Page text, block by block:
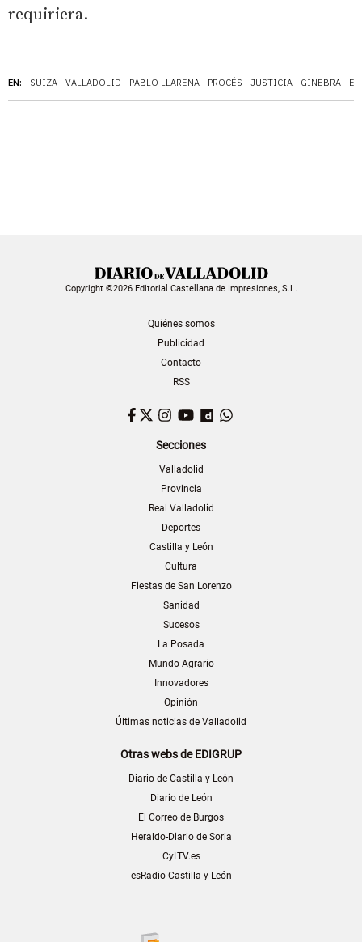
EN: SUIZA VALLADOLID PABLO LLARENA PROCÉS JUSTICIA GINEBRA
requiriera.
Copyright ©2026 Editorial Castellana de Impresiones, S.L.
Quiénes somos
Publicidad
Contacto
RSS
Facebook
TwitterInstagram
YouTubeDailymotion
Secciones
Valladolid
Provincia
Real Valladolid
Deportes
Castilla y León
Cultura
Fiestas de San Lorenzo
Sanidad
Sucesos
La Posada
Mundo Agrario
Innovadores
Opinión
Últimas noticias de Valladolid
Otras webs de EDIGRUP
Diario de Castilla y León
Diario de León
El Correo de Burgos
Heraldo-Diario de Soria
CyLTV.es
esRadio Castilla y León